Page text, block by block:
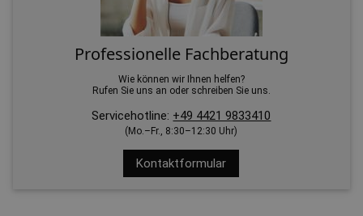
Professionelle Fachberatung
Wie können wir Ihnen helfen?
Rufen Sie uns an oder schreiben Sie uns.
Servicehotline: +49 4421 9833410
(Mo.–Fr., 8:30–12:30 Uhr)
Kontaktformular